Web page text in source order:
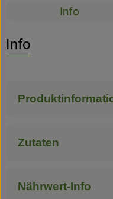
Info
Info
Zutaten
Nährwert-Info